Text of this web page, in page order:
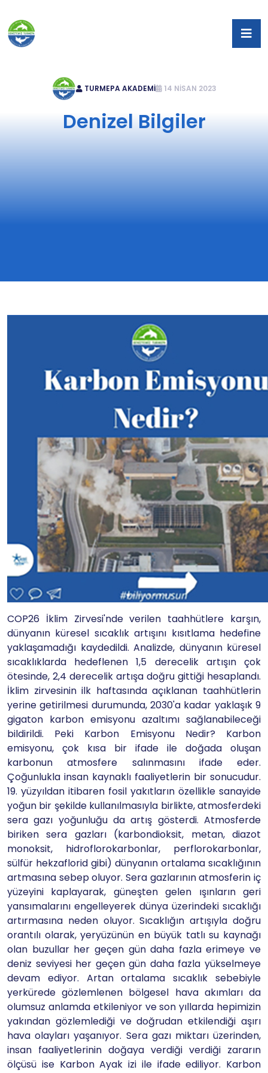
TURMEPA AKADEMI 14 NISAN 2023
Denizel Bilgiler
COP26 İklim Zirvesi'nde verilen taahhütlere karşın,
dünyanın küresel sıcaklık artışını kısıtlama hedefine
yaklaşamadığı kaydedildi. Analizde, dünyanın küresel
sıcaklıklarda hedeflenen 1,5 derecelik artışın çok
ötesinde, 2,4 derecelik artışa doğru gittiği hesaplandı.
İklim zirvesinin ilk haftasında açıklanan taahhütlerin
yerine getirilmesi durumunda, 2030'a kadar yaklaşık 9
gigaton karbon emisyonu azaltımı sağlanabileceği
bildirildi. Peki Karbon Emisyonu Nedir? Karbon
emisyonu, çok kısa bir ifade ile doğada oluşan
karbonun atmosfere salınmasını ifade eder.
Çoğunlukla insan kaynaklı faaliyetlerin bir sonucudur.
19. yüzyıldan itibaren fosil yakıtların özellikle sanayide
yoğun bir şekilde kullanılmasıyla birlikte, atmosferdeki
sera gazı yoğunluğu da artış gösterdi. Atmosferde
biriken sera gazları (karbondioksit, metan, diazot
monoksit, hidroflorokarbonlar, perflorokarbonlar,
sülfür hekzaflorid gibi) dünyanın ortalama sıcaklığının
artmasına sebep oluyor. Sera gazlarının atmosferin iç
yüzeyini kaplayarak, güneşten gelen ışınların geri
yansımalarını engelleyerek dünya üzerindeki sıcaklığı
artırmasına neden oluyor. Sıcaklığın artışıyla doğru
orantılı olarak, yeryüzünün en büyük tatlı su kaynağı
olan buzullar her geçen gün daha fazla erimeye ve
deniz seviyesi her geçen gün daha fazla yükselmeye
devam ediyor. Artan ortalama sıcaklık sebebiyle
yerkürede gözlemlenen bölgesel hava akımları da
olumsuz anlamda etkileniyor ve son yıllarda hepimizin
yakından gözlemlediği ve doğrudan etkilendiği aşırı
hava olayları yaşanıyor. Sera gazı miktarı üzerinden,
insan faaliyetlerinin doğaya verdiği verdiği zararın
ölçüsü ise Karbon Ayak izi ile ifade ediliyor. Karbon